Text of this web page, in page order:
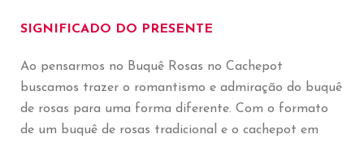
SIGNIFICADO DO PRESENTE
Ao pensarmos no Buquê Rosas no Cachepot
buscamos trazer o romantismo e admiração do buquê
de rosas para uma forma diferente. Com o formato
de um buquê de rosas tradicional e o cachepot em